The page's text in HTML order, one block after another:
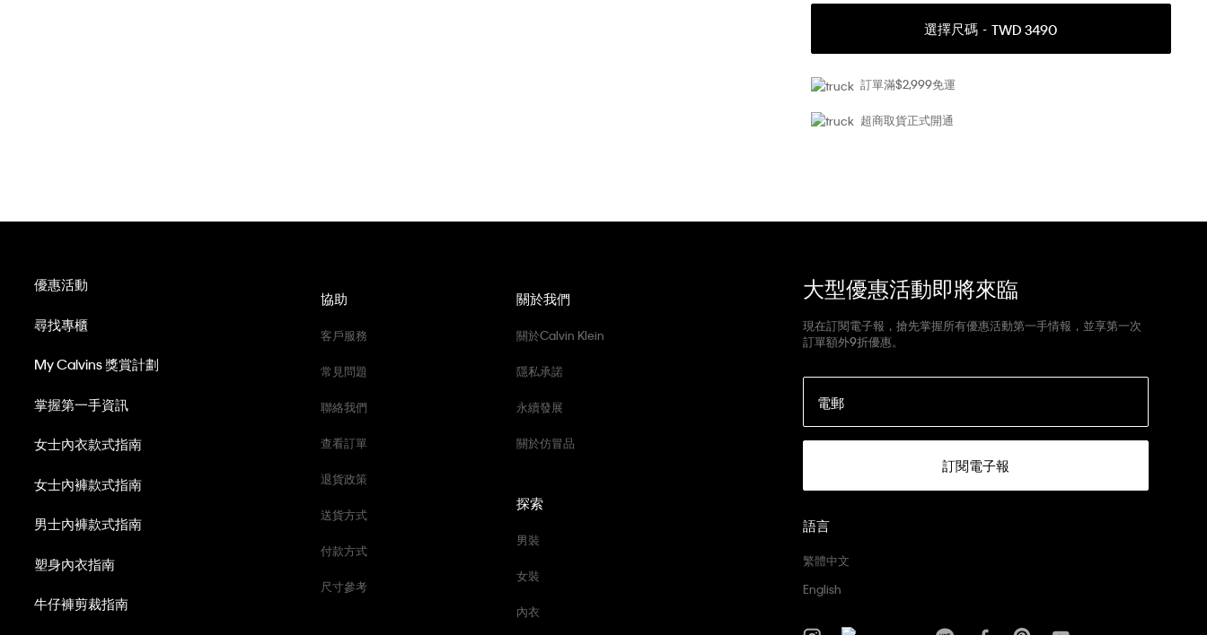
選擇尺碼 TWD 3490
訂單滿$2,999免運
超商取貨正式開通
大型優惠活動即將來臨
現在訂閱電子報，搶先掌握所有優惠活動第一手情報，並享第一次
訂單額外9折優惠。
電郵
訂閱電子報
語言
繁體中文
English
協助
客戶服務
常見問題
聯絡我們
查看訂單
退貨政策
送貨方式
付款方式
尺寸參考
優惠活動
尋找專櫃
My Calvins 獎賞計劃
掌握第一手資訊
女士內衣款式指南
女士內褲款式指南
男士內褲款式指南
塑身內衣指南
牛仔褲剪裁指南
探索
男裝
女裝
內衣
關於我們
關於Calvin Klein
隱私承諾
永續發展
關於仿冒品